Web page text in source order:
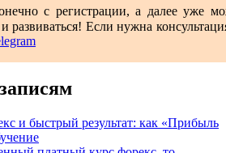
с регистрации, а далее уже
и развиваться! Если нужна
и быстрый результат: как «Прибыль